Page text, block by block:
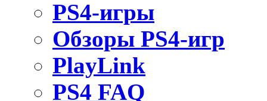
PS4-игры
Обзоры PS4-игр
PlayLink
PS4 FAQ